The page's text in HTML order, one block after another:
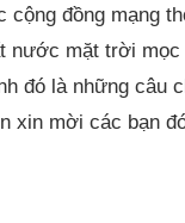
cộng đồng mạng
nước mặt trời
đó là những câu
xin mời các bạn